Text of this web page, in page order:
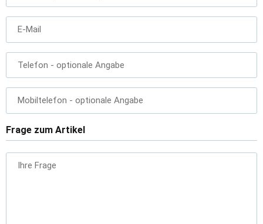
E-Mail
Telefon - optionale Angabe
Mobiltelefon - optionale Angabe
Frage zum Artikel
Ihre Frage